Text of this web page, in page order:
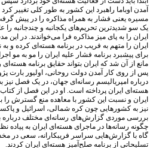
راهبرد این کشور به طور کلی تغییر کرد و
یعنی فشار به همراه مذاکره را در پیش گرفت.
تحریم‌های یکجانبه و چندجانبه را علیه
به پای میز مذاکره فرا می‌خواندند. در این مدت
متهم به فریب در برنامه هسته‌ای کرده و به نوعی،
برنامه فشار علیه ایران را مو به مو اجرا
آن شد که ایران بتواند حقایق برنامه هسته‌ای را
کار آمدن دولت روحانی، اولیور بارت پژوهشگر
امپریالیسم رسانه‌ای جهان، در یک فصل نیز به
ایران پرداخته است. او در این فصل از کتاب،
و نسبت این کشور با معاهده منع گسترش را بررسی
کشورهایی چون کره شمالی، اسرائیل و پاکستان
موردی گزارش‌های رسانه‌ای مختلف درباره برنامه
رسانه‌ها در ماجرای هسته‌ای ایران به پیاده نظام
گزارش‌هایی سراسر فریبکارانه، سعی در مخدوش
از برنامه صلح‌آمیز هسته‌ای ایران كردند.